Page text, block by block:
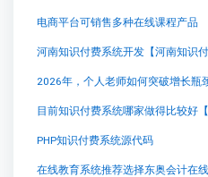
电商平台可销售多种在线课程产品
2026年，个人老师如何突破增长瓶
PHP知识付费系统源代码
在线教育系统推荐选择东奥会计在线